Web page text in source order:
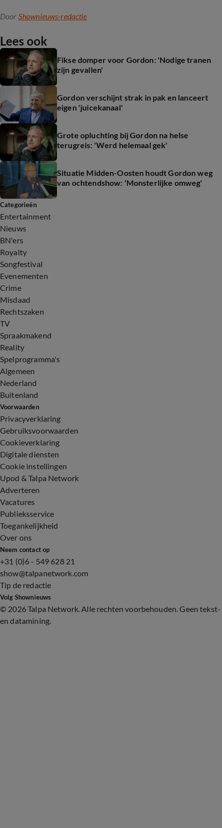
Door Shownieuws-redactie
Lees ook
Fikse domper voor Gordon: 'Nodige tranen
zijn gevallen'
Gordon verschijnt strak in pak en lanceert
eigen 'juicekanaal'
Grote opluchting bij Gordon na helse
terugreis: 'Werd helemaal gek'
Situatie Midden-Oosten houdt Gordon weg
van ochtendshow: 'Monsterlijke omweg'
Categorieën
Entertainment
Nieuws
BN'ers
Royalty
Songfestival
Evenementen
Crime
Misdaad
Rechtszaken
TV
Spraakmakend
Reality
Spelprogramma's
Algemeen
Nederland
Buitenland
Voorwaarden
Privacyverklaring
Gebruiksvoorwaarden
Cookieverklaring
Digitale diensten
Cookie instellingen
Upod & Talpa Network
Adverteren
Vacatures
Publieksservice
Toegankelijkheid
Over ons
Neem contact op
+31 (0)6 - 549 628 21
show@talpanetwork.com
Tip de redactie
Volg Shownieuws
© 2026 Talpa Network. Alle rechten voorbehouden. Geen tekst-
en datamining.